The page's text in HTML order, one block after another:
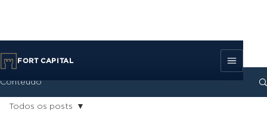
FORT CAPITAL
Conteúdo
Todos os posts